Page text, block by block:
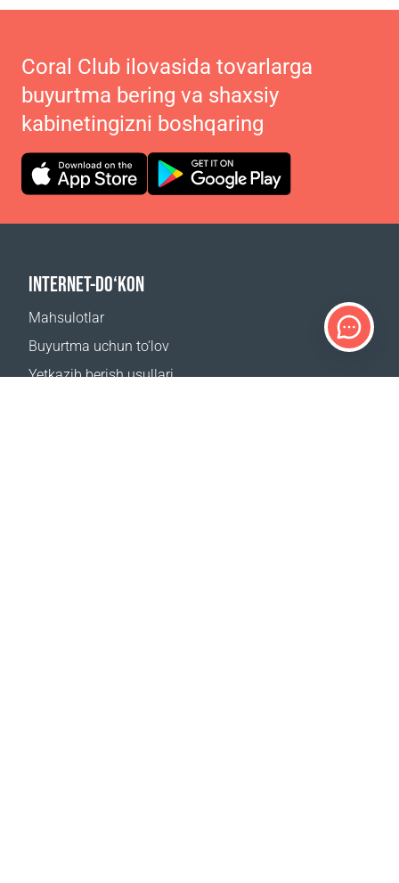
Coral Club ilovasida tovarlarga
buyurtma bering va shaxsiy
kabinetingizni boshqaring
INTERNET-DO‘KON
Mahsulotlar
Buyurtma uchun to‘lov
Yetkazib berish usullari